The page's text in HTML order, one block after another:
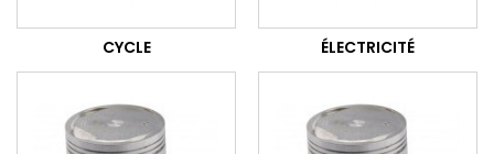
CYCLE ÉLECTRICITÉ